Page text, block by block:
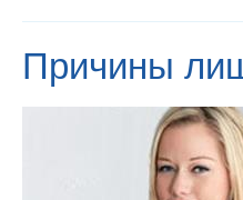
Причины